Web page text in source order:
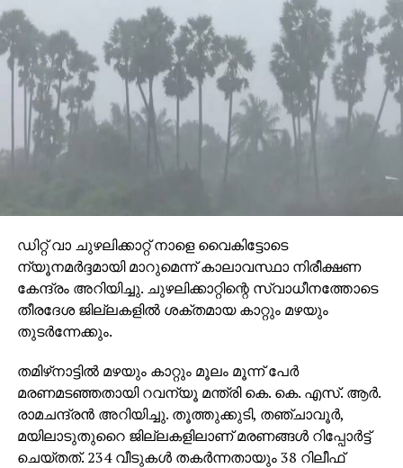
കഴിഞ്ഞ വർഷം 29.4°C ആയിരുന്നു.
ഡിറ്റ് വാ ചുഴലിക്കാറ്റ് നാളെ വൈകിട്ടോടെ
ന്യൂനമര്‍ദ്ദമായി മാറുമെന്ന് കാലാവസ്ഥാ നിരീക്ഷണ
കേന്ദ്രം അറിയിച്ചു. ചുഴലിക്കാറ്റിന്റെ സ്വാധീനത്തോടെ
തീരദേശ ജില്ലകളില്‍ ശക്തമായ കാറ്റും മഴയും
തുടര്‍ന്നേക്കും.
തമിഴ്‌നാട്ടില്‍ മഴയും കാറ്റും മൂലം മൂന്ന് പേര്‍
മരണമടഞ്ഞതായി റവന്യൂ മന്ത്രി കെ. കെ. എസ്. ആര്‍.
രാമചന്ദ്രന്‍ അറിയിച്ചു. തൂത്തുക്കുടി, തഞ്ചാവൂര്‍,
മയിലാടുതുറൈ ജില്ലകളിലാണ് മരണങ്ങള്‍ റിപ്പോര്‍ട്ട്
ചെയ്തത്. 234 വീടുകള്‍ തകര്‍ന്നതായും 38 റിലീഫ്